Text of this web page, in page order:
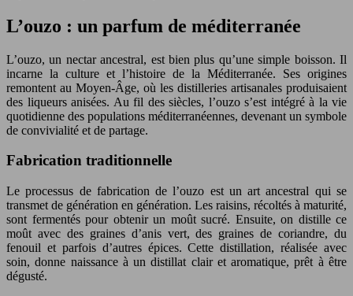
L’ouzo : un parfum de méditerranée
L’ouzo, un nectar ancestral, est bien plus qu’une simple boisson. Il
incarne la culture et l’histoire de la Méditerranée. Ses origines
remontent au Moyen-Âge, où les distilleries artisanales produisaient
des liqueurs anisées. Au fil des siècles, l’ouzo s’est intégré à la vie
quotidienne des populations méditerranéennes, devenant un symbole
de convivialité et de partage.
Fabrication traditionnelle
Le processus de fabrication de l’ouzo est un art ancestral qui se
transmet de génération en génération. Les raisins, récoltés à maturité,
sont fermentés pour obtenir un moût sucré. Ensuite, on distille ce
moût avec des graines d’anis vert, des graines de coriandre, du
fenouil et parfois d’autres épices. Cette distillation, réalisée avec
soin, donne naissance à un distillat clair et aromatique, prêt à être
dégusté.